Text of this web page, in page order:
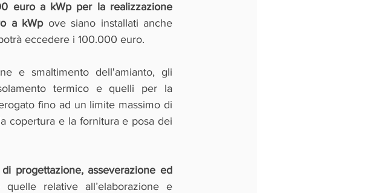
euro a kWp per la realizzazione
a kWp
eccedere i 100.000 euro.
e smaltimento dell'amianto, gli
termico e quelli per la
fino ad un limite massimo di
copertura e la fornitura e posa dei
progettazione, asseverazione ed
quelle relative all’elaborazione e